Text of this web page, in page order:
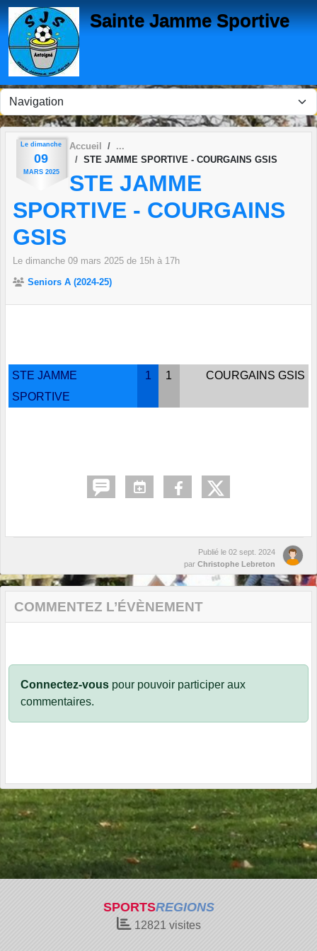
Sainte Jamme Sportive
Le dimanche
09
MARS 2025
Accueil
STE JAMME SPORTIVE - COURGAINS GSIS
STE JAMME
SPORTIVE - COURGAINS
GSIS
Le dimanche 09 mars 2025 de 15h à 17h
Seniors A (2024-25)
STE JAMME
SPORTIVE
1 1 COURGAINS GSIS
Publié le 02 sept. 2024
par Christophe Lebreton
COMMENTEZ L’ÉVÈNEMENT
Connectez-vous pour pouvoir participer aux
commentaires.
SPORTSREGIONS
12821 visites
Panneau de gestion des cookies